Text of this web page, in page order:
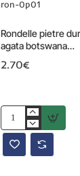
ron-0p01
Rondelle pietre
agata botswana
conf. 6 pz
2.70€
Rondelle
pietre
dure
agata